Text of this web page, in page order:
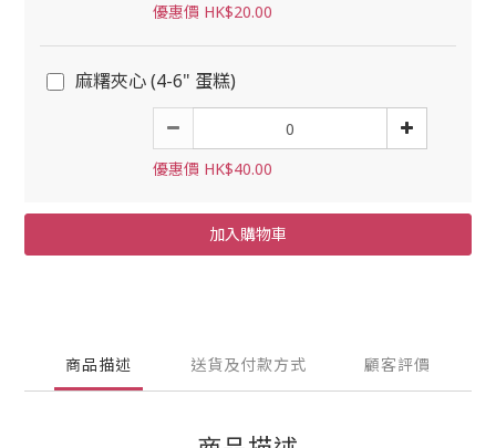
優惠價 HK$20.00
麻糬夾心 (4-6" 蛋糕)
優惠價 HK$40.00
加入購物車
商品描述 送貨及付款方式 顧客評價